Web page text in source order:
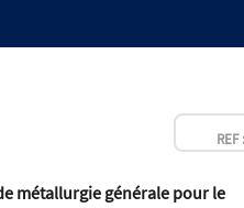
REF :
métallurgie générale pour le